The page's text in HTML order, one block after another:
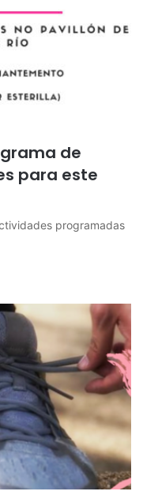
de
para este
programadas